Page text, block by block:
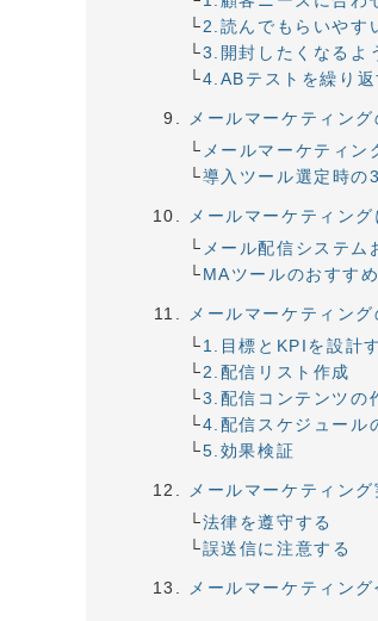
2.読んでもらいやす
3.開封したくなるよ
4.ABテストを繰り返
メールマーケティン
メールマーケティ
導入ツール選定時の
メールマーケティン
メール配信システム
MAツールのおすすめ
メールマーケティン
1.目標とKPIを設計
2.配信リスト作成
3.配信コンテンツの
4.配信スケジュール
5.効果検証
メールマーケティン
法律を遵守する
誤送信に注意する
メールマーケティン